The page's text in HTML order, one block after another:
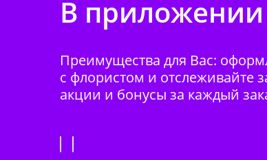
В приложении
Преимущества для Вас:
с флористом и отслеживайте
акции и бонусы за каждый